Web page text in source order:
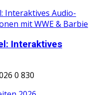
Interaktives
0 830